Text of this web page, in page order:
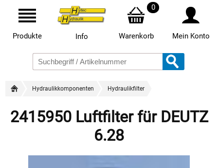
Produkte Info
0
Warenkorb Mein Konto
Hydraulikkomponenten Hydraulikfilter
2415950 Luftfilter für DEUTZ
6.28